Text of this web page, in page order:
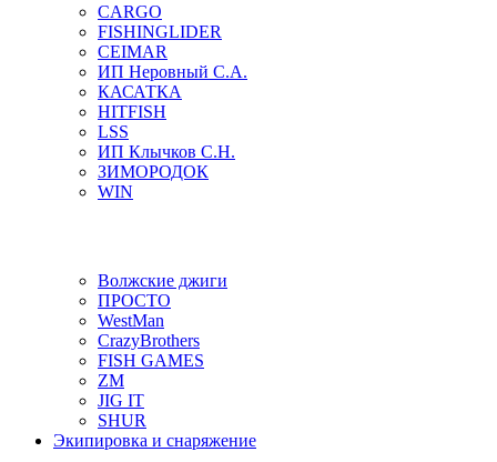
CARGO
FISHINGLIDER
CEIMAR
ИП Неровный С.А.
КАСАТКА
HITFISH
LSS
ИП Клычков С.Н.
ЗИМОРОДОК
WIN
Волжские джиги
ПРОСТО
WestMan
CrazyBrothers
FISH GAMES
ZM
JIG IT
SHUR
Экипировка и снаряжение